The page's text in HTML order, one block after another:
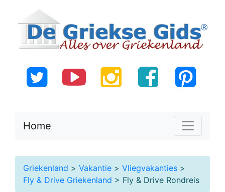
Home
Griekenland > Vakantie > Vliegvakanties >
Fly & Drive Griekenland > Fly & Drive Rondreis